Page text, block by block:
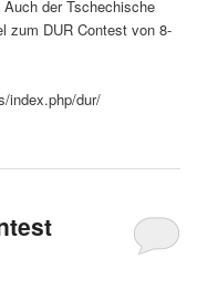
der Tschechische
zum DUR Contest von 8-
index.php/dur/